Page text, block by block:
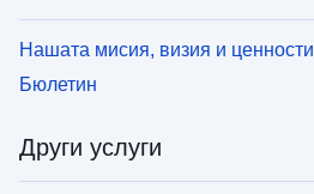
Нашата мисия, визия и ценности
Бюлетин
Други услуги